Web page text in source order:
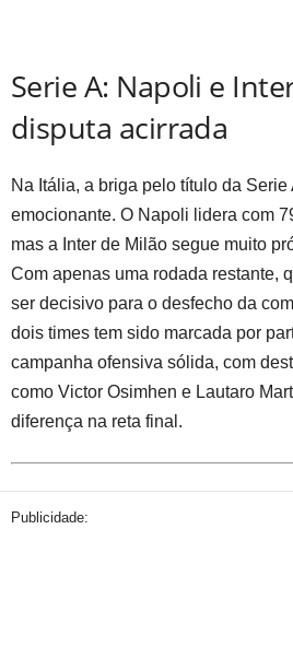
Serie A: Napoli e
disputa acirrada
Na Itália, a briga pelo título da
emocionante. O Napoli lidera com
mas a Inter de Milão segue muito
Com apenas uma rodada restante,
ser decisivo para o desfecho da
dois times tem sido marcada por
campanha ofensiva sólida, com
como Victor Osimhen e Lautaro
diferença na reta final.
Publicidade: